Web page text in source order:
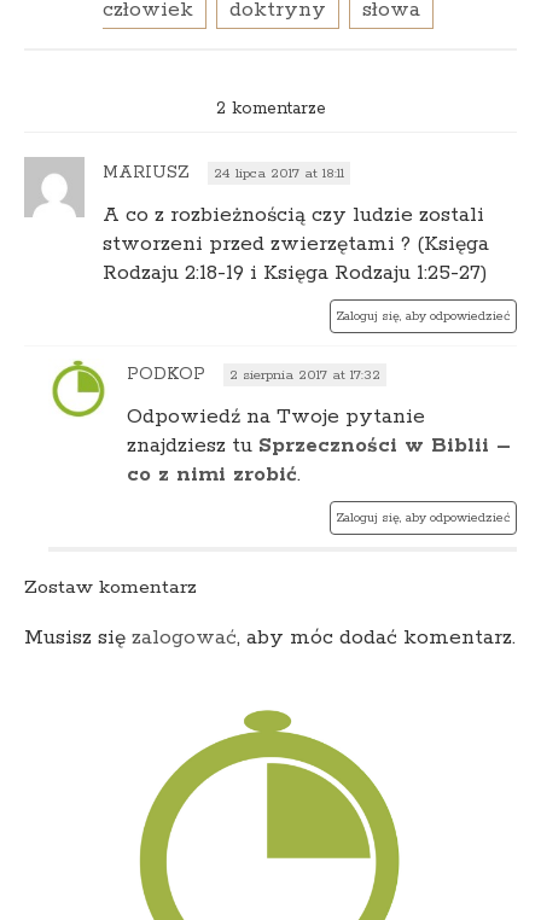
człowiek doktryny słowa
2 komentarze
MARIUSZ 24 lipca 2017 at 18:11
A co z rozbieżnością czy ludzie zostali
stworzeni przed zwierzęta­mi ? (Księga
Rodza­ju 2:18-19 i Księga Rodza­ju 1:25-27)
Zaloguj się, aby odpowiedzieć
PODKOP 2 sierpnia 2017 at 17:32
Odpowiedź na Twoje pytanie
znajdziesz tu Sprzeczności w Biblii –
co z nimi zrobić.
Zaloguj się, aby odpowiedzieć
Zostaw komentarz
Musisz się zalogować, aby móc dodać komentarz.